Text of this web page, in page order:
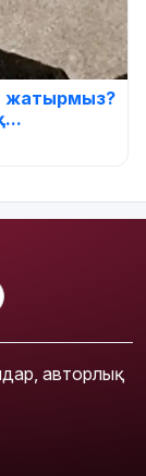
жатырмыз?
авторлық